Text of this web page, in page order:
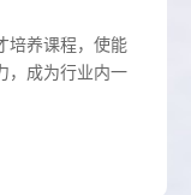
培养课程，使能
，成为行业内一